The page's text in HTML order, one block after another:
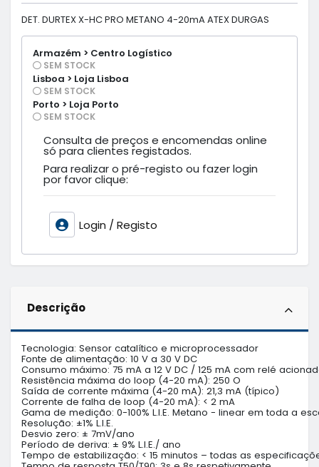
DET. DURTEX X-HC PRO METANO 4-20mA ATEX DURGAS
Armazém > Centro Logístico
SEM STOCK
Lisboa > Loja Lisboa
SEM STOCK
Porto > Loja Porto
SEM STOCK
Consulta de preços e encomendas online
só para clientes registados.
Para realizar o pré-registo ou fazer login
por favor clique:
Login / Registo
Descrição
Tecnologia: Sensor catalítico e microprocessador
Fonte de alimentação: 10 V a 30 V DC
Consumo máximo: 75 mA a 12 V DC / 125 mA com relé
Resistência máxima do loop (4-20 mA): 250 O
Saída de corrente máxima (4-20 mA): 21,3 mA (típico)
Corrente de falha de loop (4-20 mA): < 2 mA
Gama de medição: 0-100% L.I.E. Metano - linear em toda a
Resolução: ±1% L.I.E.
Desvio zero: ± 7mV/ano
Período de deriva: ± 9% L.I.E./ ano
Tempo de estabilização: < 15 minutos – todas as